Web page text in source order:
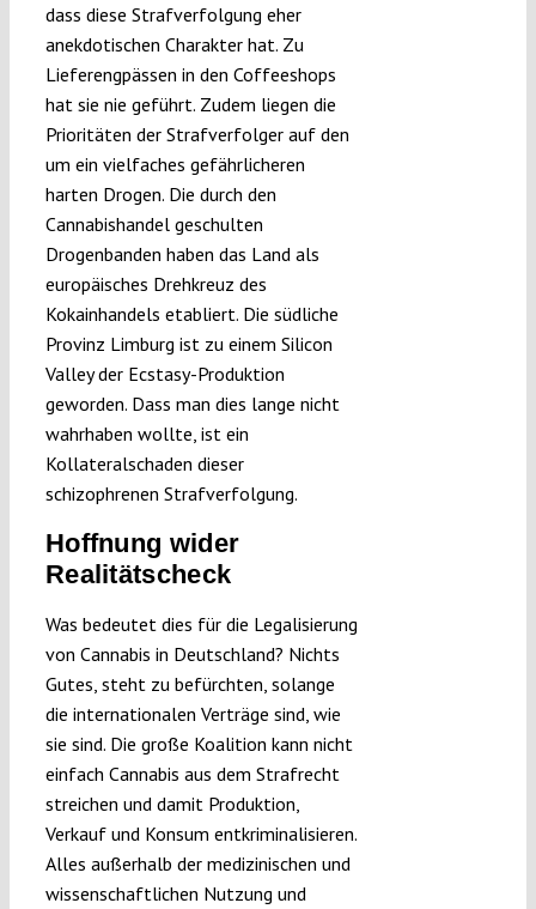
dass diese Strafverfolgung eher
anekdotischen Charakter hat. Zu
Lieferengpässen in den Coffeeshops
hat sie nie geführt. Zudem liegen die
Prioritäten der Strafverfolger auf den
um ein vielfaches gefährlicheren
harten Drogen. Die durch den
Cannabishandel geschulten
Drogenbanden haben das Land als
europäisches Drehkreuz des
Kokainhandels etabliert. Die südliche
Provinz Limburg ist zu einem Silicon
Valley der Ecstasy-Produktion
geworden. Dass man dies lange nicht
wahrhaben wollte, ist ein
Kollateralschaden dieser
schizophrenen Strafverfolgung.
Hoffnung wider
Realitätscheck
Was bedeutet dies für die Legalisierung
von Cannabis in Deutschland? Nichts
Gutes, steht zu befürchten, solange
die internationalen Verträge sind, wie
sie sind. Die große Koalition kann nicht
einfach Cannabis aus dem Strafrecht
streichen und damit Produktion,
Verkauf und Konsum entkriminalisieren.
Alles außerhalb der medizinischen und
wissenschaftlichen Nutzung und